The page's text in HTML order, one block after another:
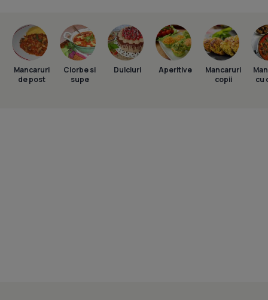
Mancaruri
de post
Ciorbe si
supe
Dulciuri Aperitive
Mancaruri
copii
cu